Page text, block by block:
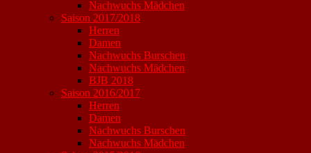
Nachwuchs Mädchen
Saison 2017/2018
Herren
Damen
Nachwuchs Burschen
Nachwuchs Mädchen
BJB 2018
Saison 2016/2017
Herren
Damen
Nachwuchs Burschen
Nachwuchs Mädchen